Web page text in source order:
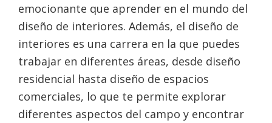
emocionante que aprender en el mundo del
diseño de interiores. Además, el diseño de
interiores es una carrera en la que puedes
trabajar en diferentes áreas, desde diseño
residencial hasta diseño de espacios
comerciales, lo que te permite explorar
diferentes aspectos del campo y encontrar